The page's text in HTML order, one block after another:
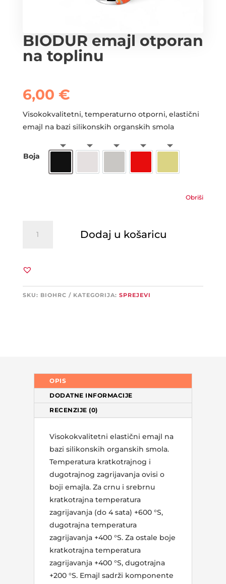
BIODUR emajl otporan
na toplinu
6,00 €
Visokokvalitetni, temperaturno otporni, elastični
emajl na bazi silikonskih organskih smola
Boja
Obriši
emajl
toplinu
količina
Dodaj u košaricu
SKU: BIOHRC KATEGORIJA: SPREJEVI
OPIS
DODATNE INFORMACIJE
RECENZIJE (0)
Visokokvalitetni elastični emajl na
bazi silikonskih organskih smola.
Temperatura kratkotrajnog i
dugotrajnog zagrijavanja ovisi o
boji emajla. Za crnu i srebrnu
kratkotrajna temperatura
zagrijavanja (do 4 sata) +600 °S,
dugotrajna temperatura
zagrijavanja +400 °S. Za ostale boje
kratkotrajna temperatura
zagrijavanja +400 °S, dugotrajna
+200 °S. Emajl sadrži komponente